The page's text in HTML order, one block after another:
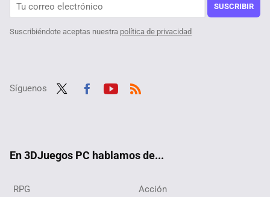
SUSCRIBIR
Suscribiéndote aceptas nuestra política de privacidad
Síguenos
En 3DJuegos PC hablamos de...
RPG Acción